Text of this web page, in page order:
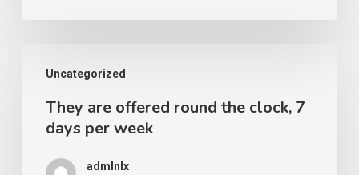
Spins
Current
Uncategorized
offered
round
They are offered round the clock, 7
days per week
admlnlx